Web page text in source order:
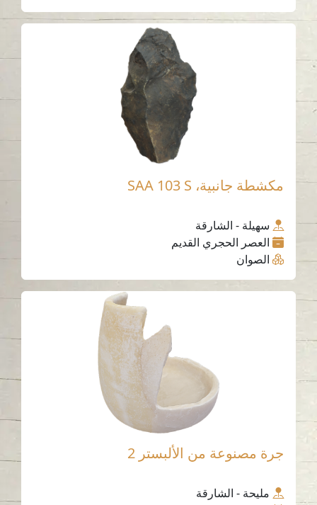
مكشطة جانبية، SAA 103 S
سهيلة - الشارقة
العصر الحجري القديم
الصوان
جرة مصنوعة من الألبستر 2
مليحة - الشارقة